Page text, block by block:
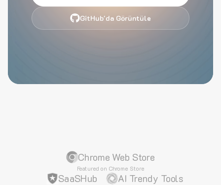
GitHub'da Görüntüle
Chrome Web Store
Featured on Chrome Store
SaaSHub AI Trendy Tools